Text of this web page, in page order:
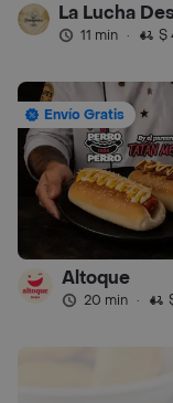
11 min · $
Envío Gratis
Altoque
20 min ·